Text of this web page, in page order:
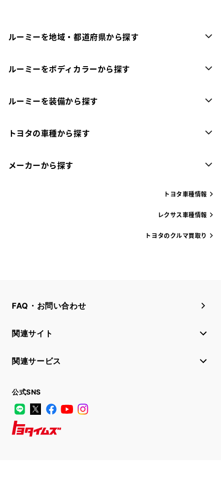
ルーミーを地域・都道府県から探す
ルーミーをボディカラーから探す
ルーミーを装備から探す
トヨタの車種から探す
メーカーから探す
トヨタ車種情報
レクサス車種情報
トヨタのクルマ買取り
FAQ・お問い合わせ
関連サイト
関連サービス
公式SNS
LINE
X FacebookYouTube